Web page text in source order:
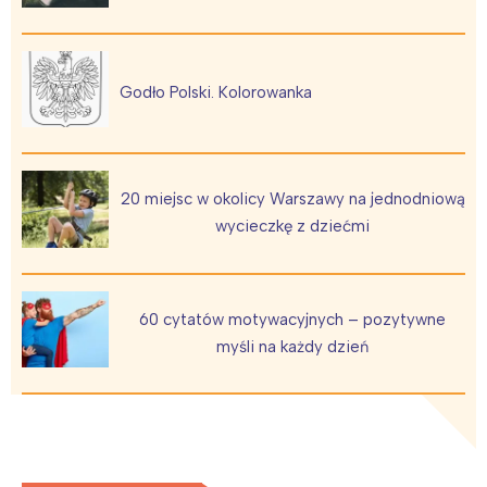
Godło Polski. Kolorowanka
20 miejsc w okolicy Warszawy na jednodniową
wycieczkę z dziećmi
60 cytatów motywacyjnych – pozytywne
myśli na każdy dzień